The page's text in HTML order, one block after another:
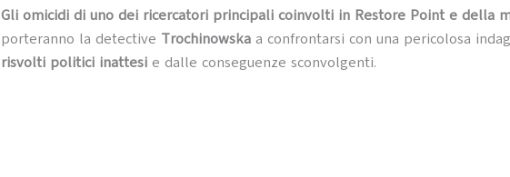
Gli omicidi di uno dei ricercatori principali coinvolti in Restore Point e della
porteranno la detective Trochinowska a confrontarsi con una pericolosa
risvolti politici inattesi e dalle conseguenze sconvolgenti.